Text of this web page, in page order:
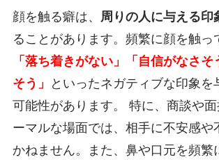
顔を触る癖は、 周りの人に与える印
ることがあります。頻繁に顔を触っ
「落ち着きがない」「自信がなさ
そう」
といったネガティブな印象を
可能性があります。 特に、商談や
ーマルな場面では、相手に不安感や
かねません。また、鼻や口元を頻繁